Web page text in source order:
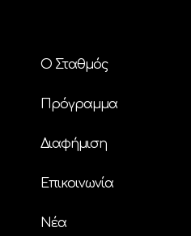
Ο Σταθμός
Πρόγραμμα
Διαφήμιση
Επικοινωνία
Nέα